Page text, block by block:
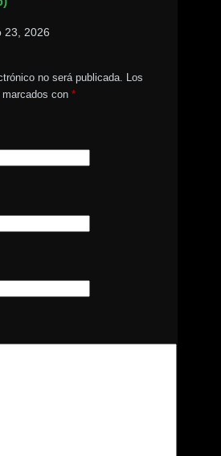
23, 2026
no será publicada. Los
con *